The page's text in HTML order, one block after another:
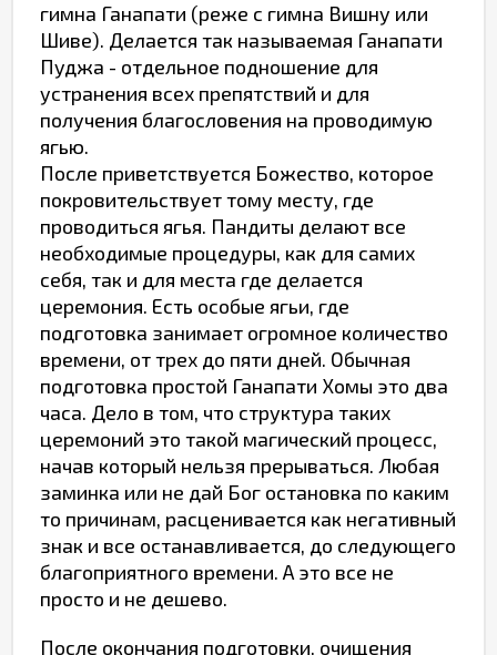
гимна Ганапати (реже с гимна Вишну или
Шиве). Делается так называемая Ганапати
Пуджа - отдельное подношение для
устранения всех препятствий и для
получения благословения на проводимую
ягью.
После приветствуется Божество, которое
покровительствует тому месту, где
проводиться ягья. Пандиты делают все
необходимые процедуры, как для самих
себя, так и для места где делается
церемония. Есть особые ягьи, где
подготовка занимает огромное количество
времени, от трех до пяти дней. Обычная
подготовка простой Ганапати Хомы это два
часа. Дело в том, что структура таких
церемоний это такой магический процесс,
начав который нельзя прерываться. Любая
заминка или не дай Бог остановка по каким
то причинам, расценивается как негативный
знак и все останавливается, до следующего
благоприятного времени. А это все не
просто и не дешево.
После окончания подготовки, очищения